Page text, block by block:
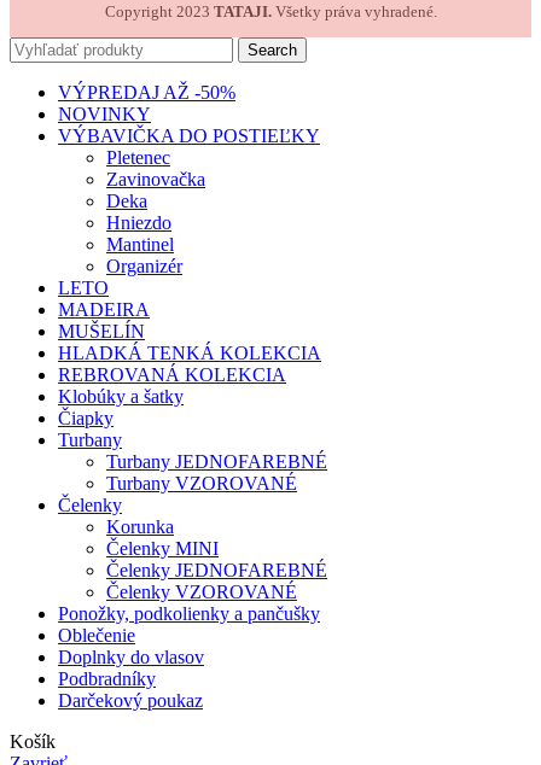
Copyright 2023 TATAJI. Všetky práva vyhradené.
Search
VÝPREDAJ AŽ -50%
NOVINKY
VÝBAVIČKA DO POSTIEĽKY
Pletenec
Zavinovačka
Deka
Hniezdo
Mantinel
Organizér
LETO
MADEIRA
MUŠELÍN
HLADKÁ TENKÁ KOLEKCIA
REBROVANÁ KOLEKCIA
Klobúky a šatky
Čiapky
Turbany
Turbany JEDNOFAREBNÉ
Turbany VZOROVANÉ
Čelenky
Korunka
Čelenky MINI
Čelenky JEDNOFAREBNÉ
Čelenky VZOROVANÉ
Ponožky, podkolienky a pančušky
Oblečenie
Doplnky do vlasov
Podbradníky
Darčekový poukaz
Košík